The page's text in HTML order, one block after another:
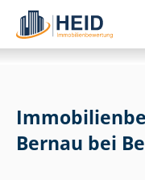
Bernau bei